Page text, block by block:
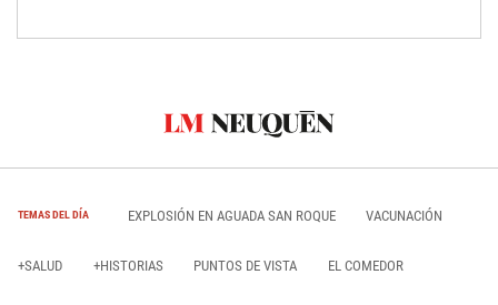
TEMAS DEL DÍA EXPLOSIÓN EN AGUADA SAN ROQUE VACUNACIÓN
+SALUD +HISTORIAS PUNTOS DE VISTA EL COMEDOR